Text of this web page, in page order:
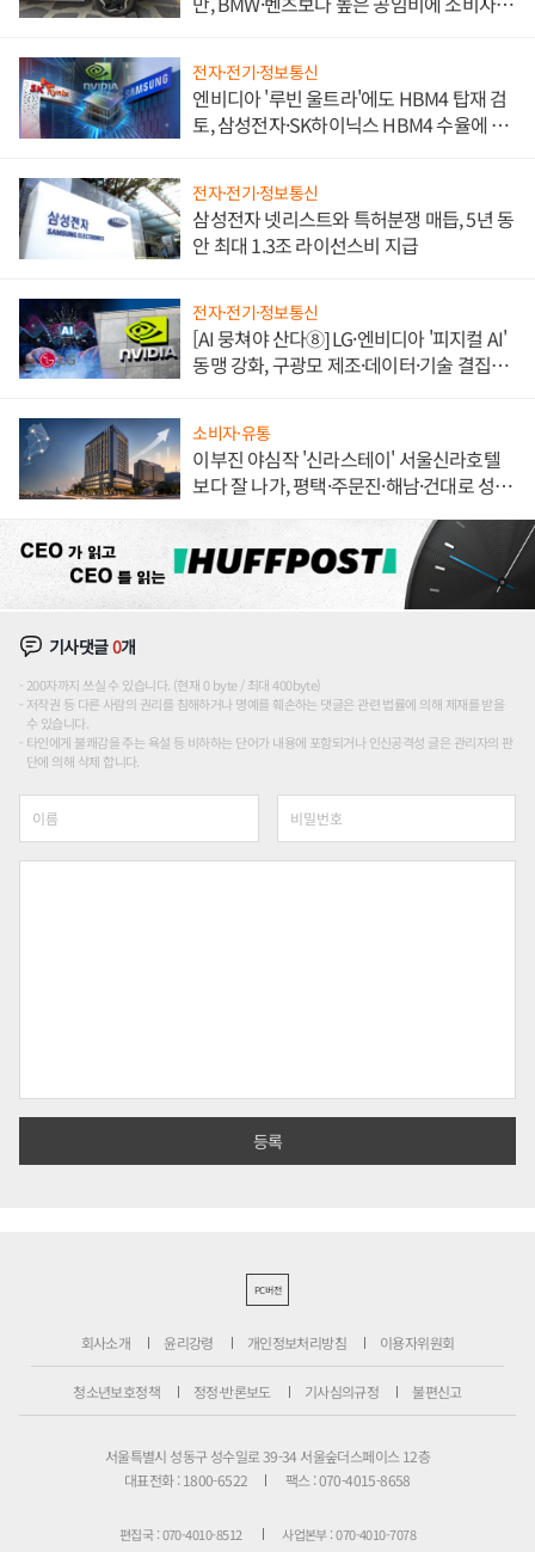
전자·전기·정보통신
엔비디아 '루빈 울트라'에도 HBM4 탑재 검
토, 삼성전자·SK하이닉스 HBM4 수율에 주
전자·전기·정보통신
삼성전자 넷리스트와 특허분쟁 매듭, 5년 동
안 최대 1.3조 라이선스비 지급
전자·전기·정보통신
[AI 뭉쳐야 산다⑧] LG·엔비디아 '피지컬 AI'
동맹 강화, 구광모 제조·데이터·기술 결집
소비자·유통
이부진 야심작 '신라스테이' 서울신라호텔
보다 잘 나가, 평택·주문진·해남·건대로 성
기사댓글0개
200자까지 쓰실 수 있습니다. (현재 0 byte / 최대 400byte)
저작권 등 다른 사람의 권리를 침해하거나 명예를 훼손하는 댓글은 관련 법률에 의해 제재를 받을
수 있습니다.
타인에게 불쾌감을 주는 욕설 등 비하하는 단어가 내용에 포함되거나 인신공격성 글은 관리자의 판
단에 의해 삭제 합니다.
PC버전
회사소개 윤리강령 개인정보처리방침 이용자위원회
청소년보호정책 정정·반론보도 기사심의규정 불편신고
서울특별시 성동구 성수일로 39-34 서울숲더스페이스 12층
대표전화 : 1800-6522
팩스 : 070-4015-8658
편집국 : 070-4010-8512
사업본부 : 070-4010-7078